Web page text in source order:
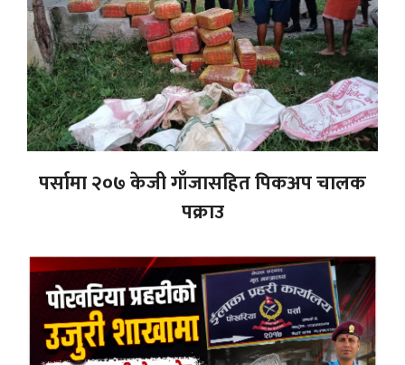
पर्सामा २०७ केजी गाँजासहित पिकअप चालक
पक्राउ